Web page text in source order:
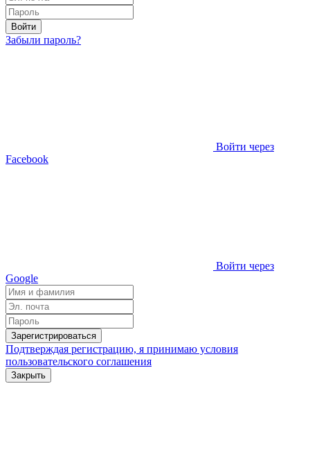
Войти
Забыли пароль?
Войти через
Facebook
Войти через
Google
Зарегистрироваться
Подтверждая регистрацию, я принимаю условия
пользовательского соглашения
Закрыть